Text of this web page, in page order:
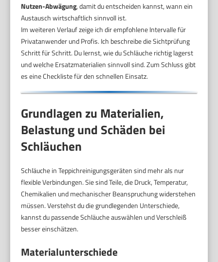
Nutzen-Abwägung, damit du entscheiden kannst, wann ein
Austausch wirtschaftlich sinnvoll ist.
Im weiteren Verlauf zeige ich dir empfohlene Intervalle für
Privatanwender und Profis. Ich beschreibe die Sichtprüfung
Schritt für Schritt. Du lernst, wie du Schläuche richtig lagerst
und welche Ersatzmaterialien sinnvoll sind. Zum Schluss gibt
es eine Checkliste für den schnellen Einsatz.
Grundlagen zu Materialien,
Belastung und Schäden bei
Schläuchen
Schläuche in Teppichreinigungsgeräten sind mehr als nur
flexible Verbindungen. Sie sind Teile, die Druck, Temperatur,
Chemikalien und mechanischer Beanspruchung widerstehen
müssen. Verstehst du die grundlegenden Unterschiede,
kannst du passende Schläuche auswählen und Verschleiß
besser einschätzen.
Materialunterschiede